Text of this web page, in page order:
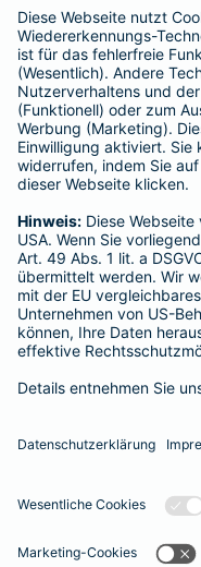
enthalten sind.
Schlichtungsstellen
Für Lebens- und
Verein
Postfach 080632, 10006
Für private
Ombudsmann für private
Postfach 060222, 10052
Impressum
Agentur Jessica Effinier
Zum Brand 2
Tel. 01774423128
Datenschutz